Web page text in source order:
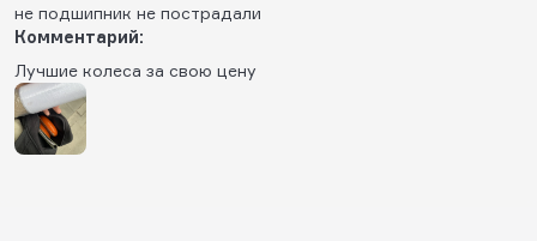
не подшипник не пострадали
Комментарий:
Лучшие колеса за свою цену